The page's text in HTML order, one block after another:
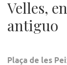
Velles,
antiguo
Plaça de les